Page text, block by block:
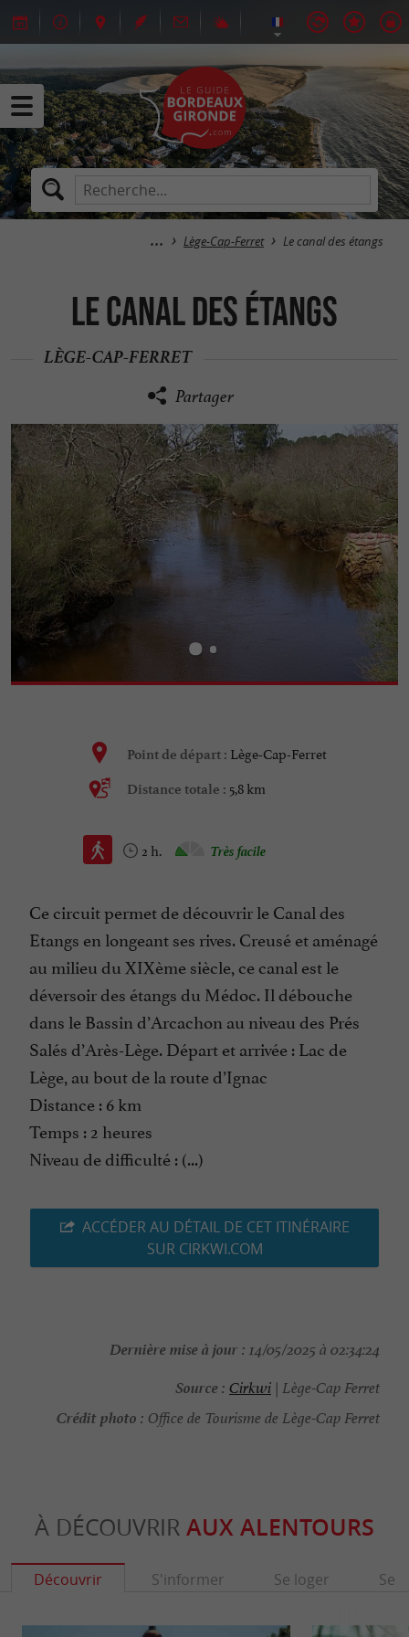
Lège-Cap-Ferret Le canal des étangs
Le canal des étangs
LÈGE-CAP-FERRET
Partager
Point de départ : Lège-Cap-Ferret
Distance totale : 5,8 km
2 h. Très facile
Ce circuit permet de découvrir le Canal des
Etangs en longeant ses rives. Creusé et aménagé
au milieu du XIXème siècle, ce canal est le
déversoir des étangs du Médoc. Il débouche
dans le Bassin d’Arcachon au niveau des Prés
Salés d’Arès-Lège. Départ et arrivée : Lac de
Lège, au bout de la route d’Ignac
Distance : 6 km
Temps : 2 heures
Niveau de difficulté : (...)
ACCÉDER AU DÉTAIL DE CET ITINÉRAIRE
SUR CIRKWI.COM
Dernière mise à jour : 14/05/2025 à 02:34:24
Source : Cirkwi | Lège-Cap Ferret
Crédit photo : Office de Tourisme de Lège-Cap Ferret
À DÉCOUVRIR AUX ALENTOURS
Découvrir S'informer Se loger Se